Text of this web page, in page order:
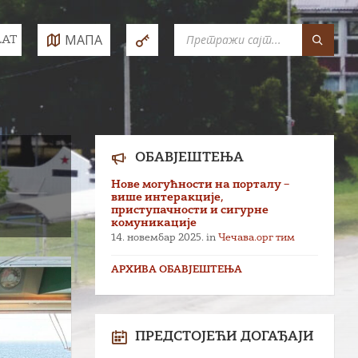
МАПА
ОБАВЈЕШТЕЊА
Нове могућности на порталу –
више интеракције,
приступачности и сигурне
комуникације
14. новембар 2025.in Чечава.орг тим
АРХИВА ОБАВЈЕШТЕЊА
ПРЕДСТОЈЕЋИ ДОГАЂАЈИ